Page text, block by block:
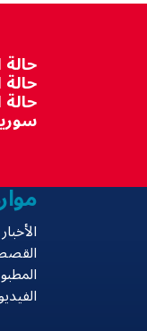
الأخبار